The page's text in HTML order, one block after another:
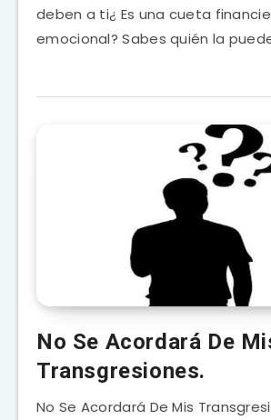
deben a ti¿ Es una cueta
emocional? Sabes quién la
No Se Acordará De
Transgresiones.
No Se Acordará De Mis